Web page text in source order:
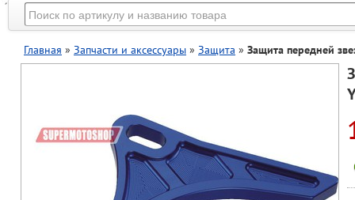
Главная » Запчасти и аксессуары » Защита » Защита передней